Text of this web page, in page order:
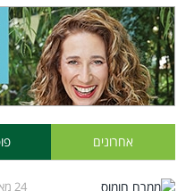
אחרונים
24 מאי, 2026